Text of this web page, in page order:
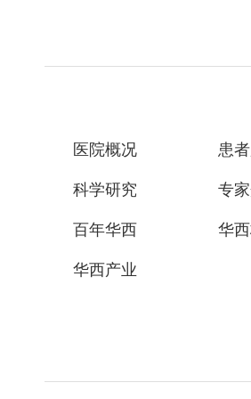
医院概况 患
科学研究 专
百年华西 华
华西产业